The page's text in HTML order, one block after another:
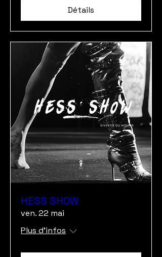
Détails
HESS SHOW
ven. 22 mai
Plus d'infos